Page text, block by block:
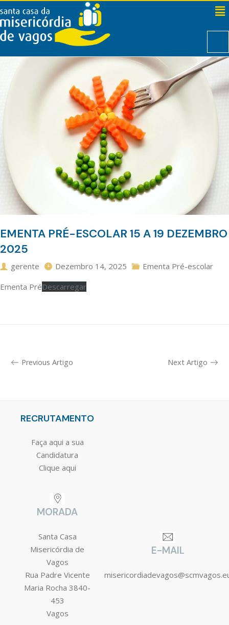
EMENTA PRÉ-ESCOLAR 15 A 19 DEZEMBRO
2025
gerente Dezembro 14, 2025
Ementa Pré-escolar
Ementa PréDescarregar
Previous Artigo Next Artigo
RECRUTAMENTO
Faça aqui a sua
Candidatura
Clique aqui
MORADA
Santa Casa
Misericórdia de
Vagos
Rua Padre Vicente
Maria Rocha 3840-
453
Vagos
E-MAIL